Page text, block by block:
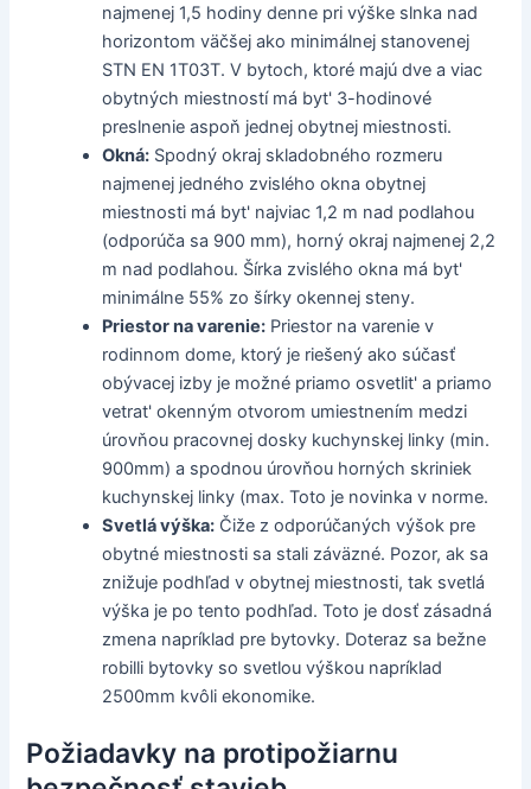
najmenej 1,5 hodiny denne pri výške slnka nad
horizontom väčšej ako minimálnej stanovenej
STN EN 1T03T. V bytoch, ktoré majú dve a viac
obytných miestností má byt' 3-hodinové
preslnenie aspoň jednej obytnej miestnosti.
Okná: Spodný okraj skladobného rozmeru
najmenej jedného zvislého okna obytnej
miestnosti má byt' najviac 1,2 m nad podlahou
(odporúča sa 900 mm), horný okraj najmenej 2,2
m nad podlahou. Šírka zvislého okna má byt'
minimálne 55% zo šírky okennej steny.
Priestor na varenie: Priestor na varenie v
rodinnom dome, ktorý je riešený ako súčasť
obývacej izby je možné priamo osvetlit' a priamo
vetrat' okenným otvorom umiestnením medzi
úrovňou pracovnej dosky kuchynskej linky (min.
900mm) a spodnou úrovňou horných skriniek
kuchynskej linky (max. Toto je novinka v norme.
Svetlá výška: Čiže z odporúčaných výšok pre
obytné miestnosti sa stali záväzné. Pozor, ak sa
znižuje podhľad v obytnej miestnosti, tak svetlá
výška je po tento podhľad. Toto je dosť zásadná
zmena napríklad pre bytovky. Doteraz sa bežne
robilli bytovky so svetlou výškou napríklad
2500mm kvôli ekonomike.
Požiadavky na protipožiarnu